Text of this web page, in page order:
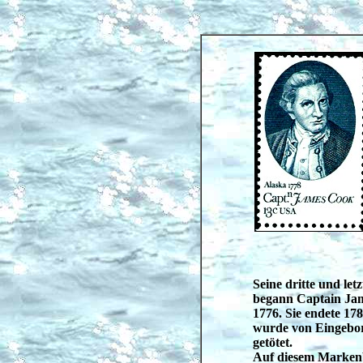
Seine dritte und
begann Captain
1776. Sie endete
wurde von
getötet.
Auf diesem